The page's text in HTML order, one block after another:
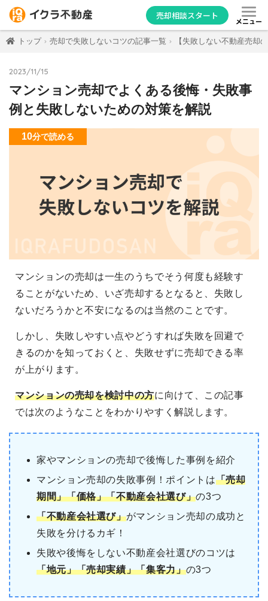
売却相談スタート
メニュー
トップ 売却で失敗しないコツの記事一覧 【失敗しない不動産売却
2023/11/15
マンション売却でよくある後悔・失敗事
例と失敗しないための対策を解説
10分で読める
マンションの売却は一生のうちでそう何度も経験す
ることがないため、いざ売却するとなると、失敗し
ないだろうかと不安になるのは当然のことです。
しかし、失敗しやすい点やどうすれば失敗を回避で
きるのかを知っておくと、失敗せずに売却できる率
が上がります。
マンションの売却を検討中の方に向けて、この記事
では次のようなことをわかりやすく解説します。
家やマンションの売却で後悔した事例を紹介
マンション売却の失敗事例！ポイントは「売却
期間」「価格」「不動産会社選び」の3つ
「不動産会社選び」がマンション売却の成功と
失敗を分けるカギ！
失敗や後悔をしない不動産会社選びのコツは
「地元」「売却実績」「集客力」の3つ